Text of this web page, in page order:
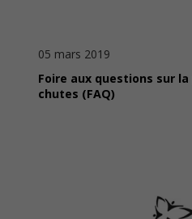
05 mars 2019
Foire aux questions sur
chutes (FAQ)